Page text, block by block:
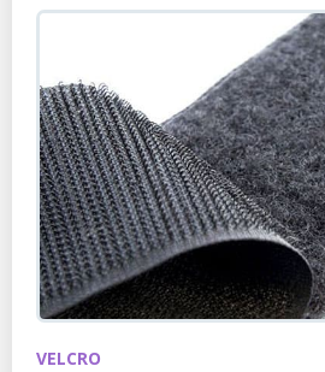
VELCRO